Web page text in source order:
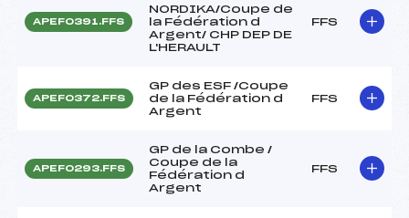
APEF0391.FFS
NORDIKA/Coupe de
la Fédération d
Argent/ CHP DEP DE
L'HERAULT
FFS
APEF0372.FFS
GP des ESF /Coupe
de la Fédération d
Argent
FFS
APEF0293.FFS
GP de la Combe /
Coupe de la
Fédération d
Argent
FFS